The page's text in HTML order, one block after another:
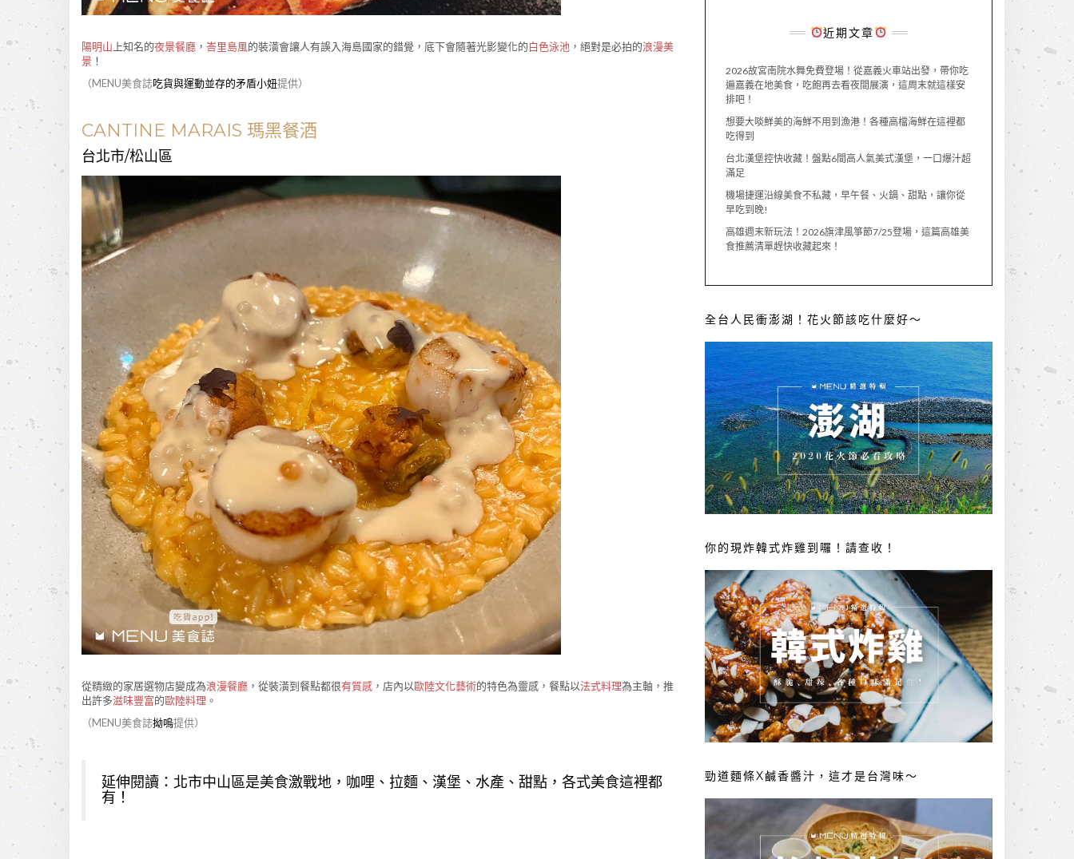
陽明山 上知名的夜景餐廳 ， 峇里島風的裝潢會讓人有誤入海島國家的錯覺，底下會隨著光影變化的白色泳池 ，絕對是必拍的浪漫美
景 ！
（MENU美食誌吃貨與運動並存的矛盾小妞提供）
CANTINE MARAIS 瑪黑餐酒
台北市/松山區
從精緻的家居選物店變成為浪漫餐廳 ，從裝潢到餐點都很有質感 ，店內以歐陸文化藝術的特色為靈感，餐點以法式料理為主軸，推
出許多滋味豐富的歐陸料理 。
（MENU美食誌拗嗚提供）
延伸閱讀： 北市中山區是美食激戰地，咖哩、拉麵、漢堡、水產、甜點，各式美食這裡都
有！
近期文章
2026故宮南院水舞免費登場！從嘉義火車站出發，帶你吃
遍嘉義在地美食，吃飽再去看夜間展演，這周末就這樣安
排吧！
想要大啖鮮美的海鮮不用到漁港！各種高檔海鮮在這裡都
吃得到
台北漢堡控快收藏！盤點6間高人氣美式漢堡，一口爆汁超
滿足
機場捷運沿線美食不私藏，早午餐、火鍋、甜點，讓你從
早吃到晚!
高雄週末新玩法！2026旗津風箏節7/25登場，這篇高雄美
食推薦清單趕快收藏起來！
全台人民衝澎湖！花火節該吃什麼好～
你的現炸韓式炸雞到囉！請查收！
勁道麵條X鹹香醬汁，這才是台灣味～